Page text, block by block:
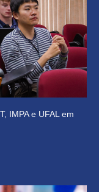
IMPA e UFAL em